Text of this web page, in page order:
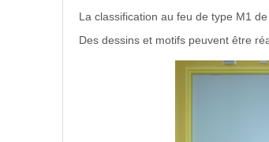
La classification au feu de type M1
Des dessins et motifs peuvent être